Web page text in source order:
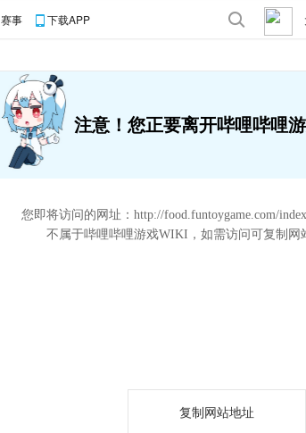
赛事 下载APP
注意！您正要离开哔哩哔哩
您即将访问的网址： http://food.funtoygame.com/
不属于哔哩哔哩游戏WIKI，如需访问可复制网
复制网站地址